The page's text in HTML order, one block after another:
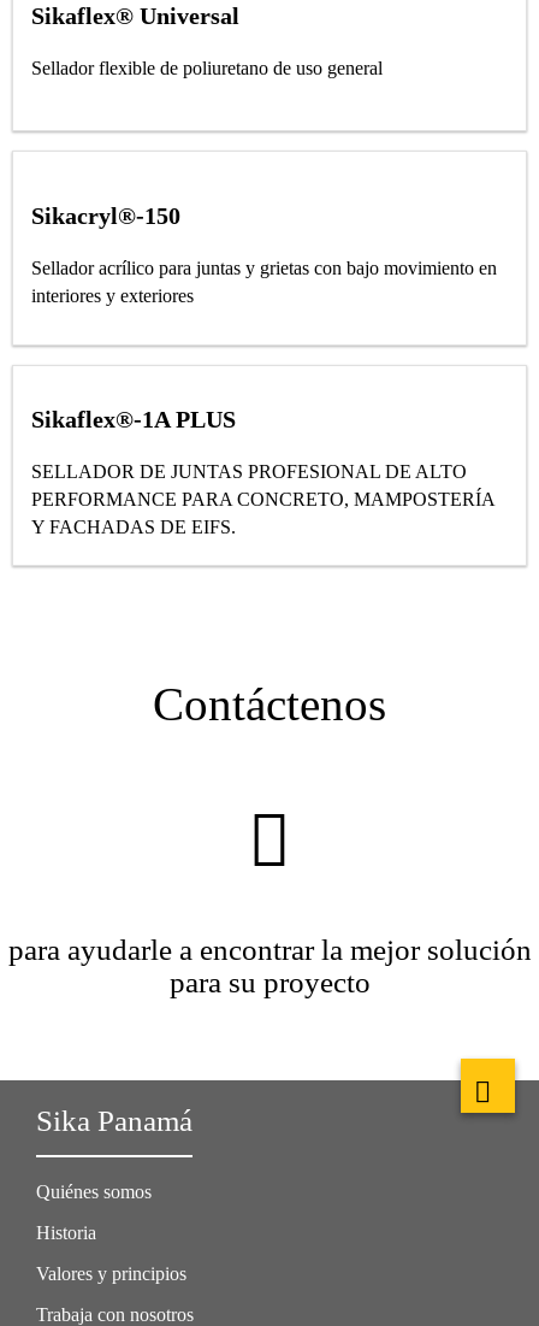
Sikaflex® Universal
Sellador flexible de poliuretano de uso general
Sikacryl®-150
Sellador acrílico para juntas y grietas con bajo movimiento en
interiores y exteriores
Sikaflex®-1A PLUS
SELLADOR DE JUNTAS PROFESIONAL DE ALTO
PERFORMANCE PARA CONCRETO, MAMPOSTERÍA
Y FACHADAS DE EIFS.
Contáctenos
para ayudarle a encontrar la mejor solución
para su proyecto
Sika Panamá
Quiénes somos
Historia
Valores y principios
Trabaja con nosotros